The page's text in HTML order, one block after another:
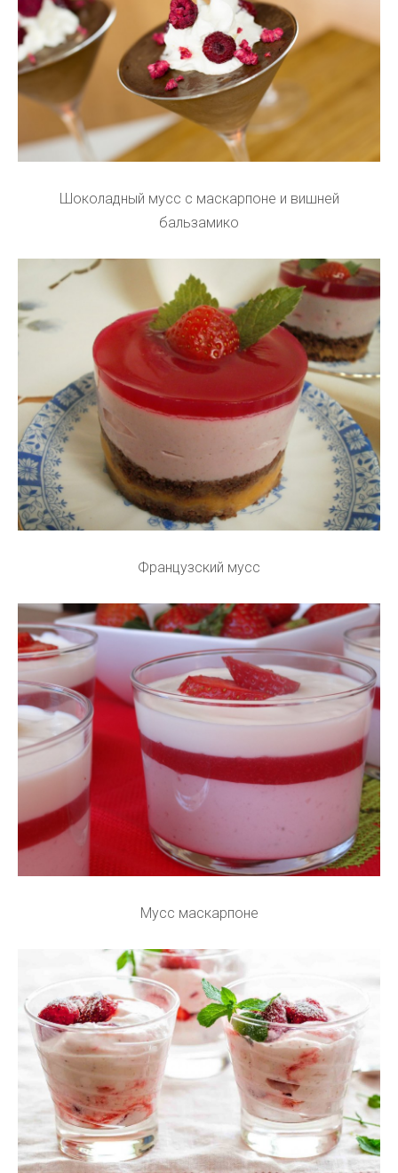
Шоколадный мусс с маскарпоне и вишней
бальзамико
Французский мусс
Мусс маскарпоне